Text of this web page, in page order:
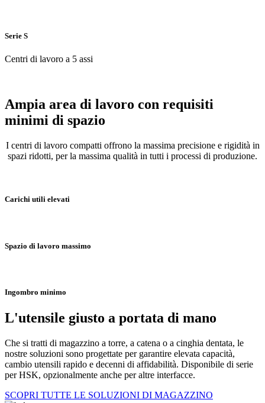
Serie S
Centri di lavoro a 5 assi
Ampia area di lavoro con requisiti
minimi di spazio
I centri di lavoro compatti offrono la massima precisione e rigidità in
spazi ridotti, per la massima qualità in tutti i processi di produzione.
Carichi utili elevati
Spazio di lavoro massimo
Ingombro minimo
L'utensile giusto a portata di mano
Che si tratti di magazzino a torre, a catena o a cinghia dentata, le
nostre soluzioni sono progettate per garantire elevata capacità,
cambio utensili rapido e decenni di affidabilità. Disponibile di serie
per HSK, opzionalmente anche per altre interfacce.
SCOPRI TUTTE LE SOLUZIONI DI MAGAZZINO